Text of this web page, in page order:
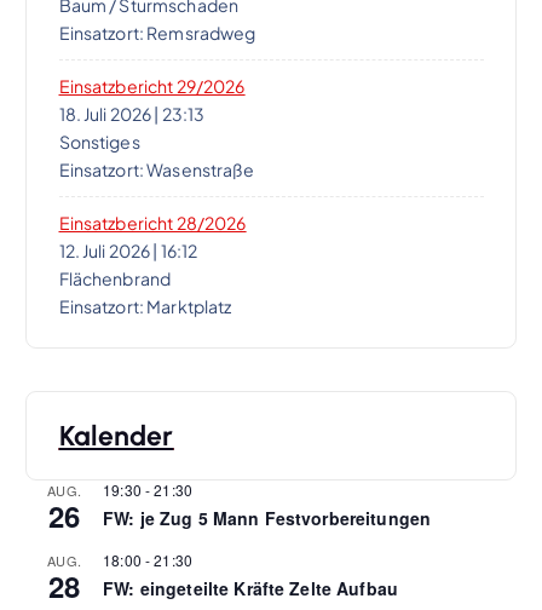
Baum / Sturmschaden
Einsatzort: Remsradweg
Einsatzbericht 29/2026
18. Juli 2026| 23:13
Sonstiges
Einsatzort: Wasenstraße
Einsatzbericht 28/2026
12. Juli 2026| 16:12
Flächenbrand
Einsatzort: Marktplatz
Kalender
AUG.
26
19:30 -21:30
FW: je Zug 5 Mann Festvorbereitungen
AUG.
28
18:00 -21:30
FW: eingeteilte Kräfte Zelte Aufbau